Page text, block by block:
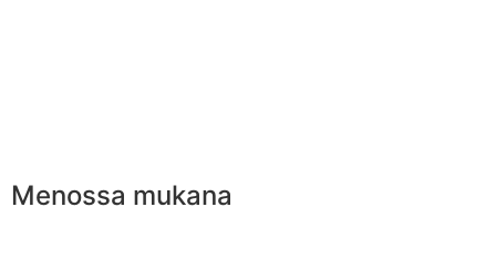
Menossa mukana